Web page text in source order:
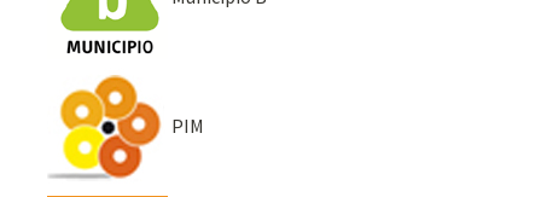
PIM